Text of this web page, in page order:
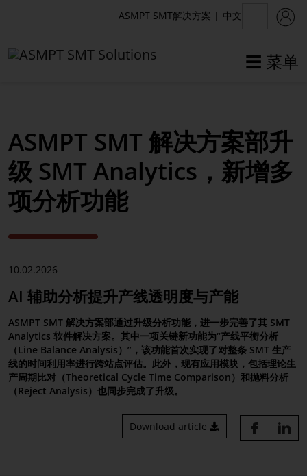
☰ 菜单
ASMPT SMT解决方案 | 中文
新闻中心
新闻
时事通讯
活动
成功案例
ASMPT SMT 解决方案部升
级 SMT Analytics，新增多
项分析功能
10.02.2026
AI 辅助分析提升产线透明度与产能
ASMPT SMT 解决方案部通过升级分析功能，进一步完善了其 SMT
Analytics 软件解决方案。其中一项关键新功能为“产线平衡分析
（Line Balance Analysis）”，该功能首次实现了对整条 SMT 生产
线的时间利用率进行跨站点评估。此外，现有应用模块，包括理论生
产周期比对（Theoretical Cycle Time Comparison）和抛料分析
（Reject Analysis）也同步完成了升级。
Download article